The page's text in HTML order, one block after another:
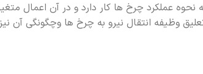
عملکرد چرخ ها کار دارد و در آن اعمال
وظیفه انتقال نیرو به چرخ ها وچگونگی آن